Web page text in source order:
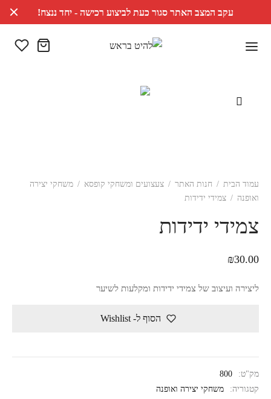
עקב המצב האתר סגור כעת לביצוע רכישה - יחד ננצח!
עמוד הבית / חנות האתר / צעצועים ומשחקי קופסא / משחקי יצירה
ואופנה / צמידי ידידות
צמידי ידידות
₪30.00
ליצירה ועיצוב של צמידי ידידות ומקלעות לשיער
הסוף ל- Wishlist
מק"ט:
800
קטגוריה:
משחקי יצירה ואופנה